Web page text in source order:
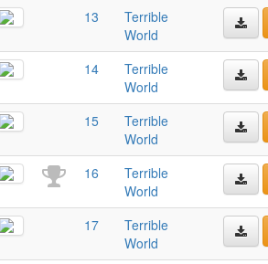
13
Terrible
World
14
Terrible
World
15
Terrible
World
16
Terrible
World
17
Terrible
World